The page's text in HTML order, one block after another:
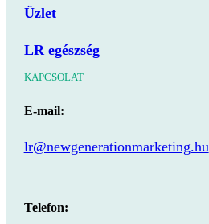
Üzlet
LR egészség
KAPCSOLAT
E-mail:
lr@newgenerationmarketing.hu
Telefon: